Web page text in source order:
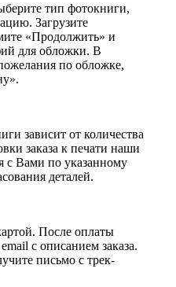
тип фотокниги,
Загрузите
«Продолжить» и
для обложки. В
по обложке,
зависит от количества
заказа к печати наши
с Вами по указанному
деталей.
После оплаты
с описанием заказа.
письмо с трек-